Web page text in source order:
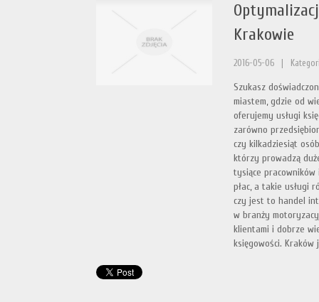
Krakowie
2016-05-06
Szukasz
miastem, gdzie od
oferujemy usługi
zarówno
czy kilkadziesiąt
którzy prowadzą
tysiące
płac, a takie usługi
czy jest to handel
w branży
klientami i dobrze
księgowości.